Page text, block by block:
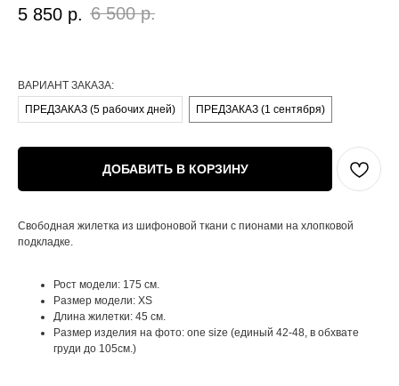
5 850 р. 6 500 р.
ВАРИАНТ ЗАКАЗА:
ПРЕДЗАКАЗ (5 рабочих дней)
ПРЕДЗАКАЗ (1 сентября)
ДОБАВИТЬ В КОРЗИНУ
Свободная жилетка из шифоновой ткани с пионами на хлопковой
подкладке.
Рост модели: 175 см.
Размер модели: XS
Длина жилетки: 45 см.
Размер изделия на фото: one size (единый 42-48, в обхвате
груди до 105см.)